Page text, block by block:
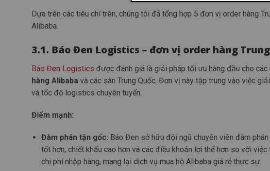
Dựa trên các tiêu chí trên, chúng tôi đã tổng hợp 5 đơn vị order hàng
Alibaba.
3.1. Báo Đen Logistics – đơn vị order hàng
Báo Đen Logistics được đánh giá là giải pháp tối ưu hàng đầu cho
hàng Alibaba và các sàn Trung Quốc. Đơn vị này tập trung vào việc
và tốc độ logistics chuyên tuyến.
Điểm mạnh:
Đàm phán tận gốc: Báo Đen sở hữu đội ngũ chuyên viên đàm
tốt hơn, chiết khấu cao hơn và các điều khoản lợi thế hơn so với
chi phí nhập hàng, mang lại dịch vụ mua hộ Alibaba giá rẻ thực sự.